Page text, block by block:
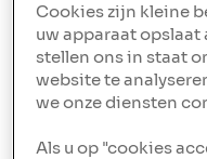
Lotus Award’, een
gevestigde namen
Het in de wacht
aangescherpte focus
jaar hebben wij als
Cookies zijn kleine
uw apparaat opslaat
stellen ons in staat
website te
we onze diensten
Als u op "cookies